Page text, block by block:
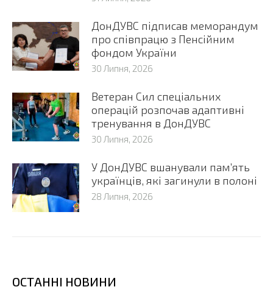
ДонДУВС підписав меморандум
про співпрацю з Пенсійним
фондом України
30 Липня, 2026
Ветеран Сил спеціальних
операцій розпочав адаптивні
тренування в ДонДУВС
30 Липня, 2026
У ДонДУВС вшанували пам’ять
українців, які загинули в полоні
28 Липня, 2026
ОСТАННІ НОВИНИ